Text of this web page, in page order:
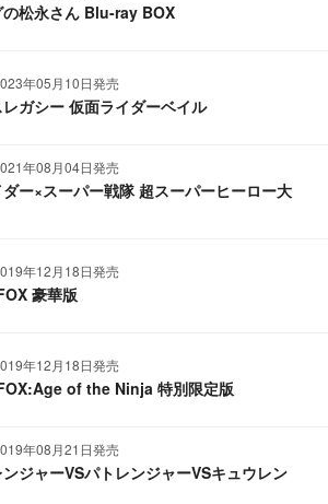
の松永さん Blu-ray BOX
年05月10日発売
レガシー 仮面ライダーベイル
年08月04日発売
ー×スーパー戦隊 超スーパーヒーロー大
年12月18日発売
豪華版
年12月18日発売
of the Ninja 特別限定版
年08月21日発売
ジャーVSパトレンジャーVSキュウレン